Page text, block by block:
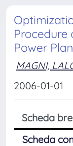
Procedure
Power
MAGNI,
2006-01-01
Scheda
Scheda